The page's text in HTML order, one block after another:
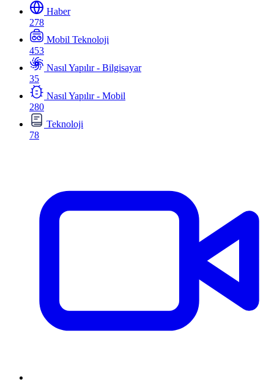
Haber
278
Mobil Teknoloji
453
Nasıl Yapılır - Bilgisayar
35
Nasıl Yapılır - Mobil
280
Teknoloji
78